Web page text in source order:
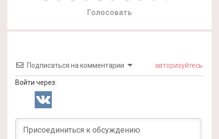
Голосовать
Подписаться на комментарии авторизуйтесь
Войти через: